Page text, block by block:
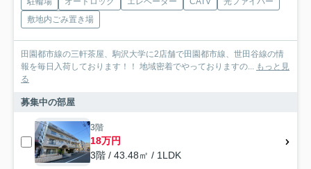
敷地内ごみ置き場
田園都市線の三軒茶屋、駒沢大学に2店舗で田園都市線、世田谷線の情
報を毎日入荷しております！！ 地域密着でやっておりますの... もっと見
る
募集中の部屋
3階
18万円
3階 / 43.48㎡ / 1LDK